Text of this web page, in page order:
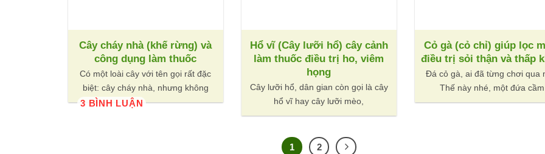
Cây cháy nhà (khế rừng) và
công dụng làm thuốc
Có một loài cây với tên gọi rất đặc
biệt: cây cháy nhà, nhưng không
3 BÌNH LUẬN
Hổ vĩ (Cây lưỡi hổ) cây cảnh
làm thuốc điều trị ho, viêm
họng
Cây lưỡi hổ, dân gian còn gọi là cây
hổ vĩ hay cây lưỡi mèo,
Cỏ gà (cỏ chỉ) giúp lọc
điều trị sỏi thận và thấp
Đá cỏ gà, ai đã từng chơi qua
Thế này nhé, một đứa cầm
1 2